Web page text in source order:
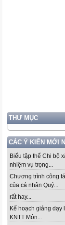
THƯ MỤC
CÁC Ý KIẾN MỚI
Biểu tập thể Chi bộ
nhiệm vụ trọng...
Chương trình công
của cá nhân Quý...
rất hay...
Kế hoạch giảng dạy
KNTT Môn...